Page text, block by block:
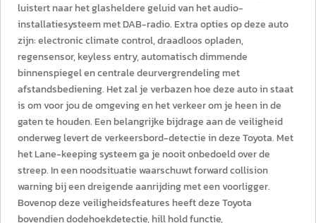
luistert naar het glasheldere geluid van het audio-
installatiesysteem met DAB-radio. Extra opties op deze auto
zijn: electronic climate control, draadloos opladen,
regensensor, keyless entry, automatisch dimmende
binnenspiegel en centrale deurvergrendeling met
afstandsbediening. Het zal je verbazen hoe deze auto in staat
is om voor jou de omgeving en het verkeer om je heen in de
gaten te houden. Een belangrijke bijdrage aan de veiligheid
onderweg levert de verkeersbord-detectie in deze Toyota. Met
het Lane-keeping systeem ga je nooit onbedoeld over de
streep. In een noodsituatie waarschuwt forward collision
warning bij een dreigende aanrijding met een voorligger.
Bovenop deze veiligheidsfeatures heeft deze Toyota
bovendien dodehoekdetectie, hill hold functie,